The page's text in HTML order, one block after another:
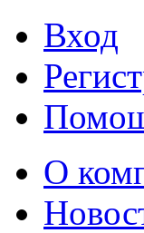
Вход
О